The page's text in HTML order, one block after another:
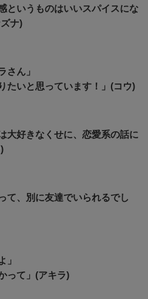
というものはいいスパイスにな
ナ)
さん」
たいと思っています！」(コウ)
大好きなくせに、恋愛系の話に
て、別に友達でいられるでし
」
って」(アキラ)